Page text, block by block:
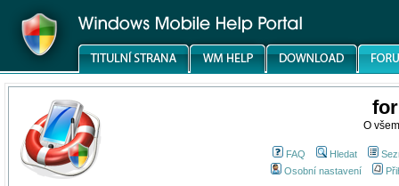
O
FAQ Hledat
Osobní nastavení